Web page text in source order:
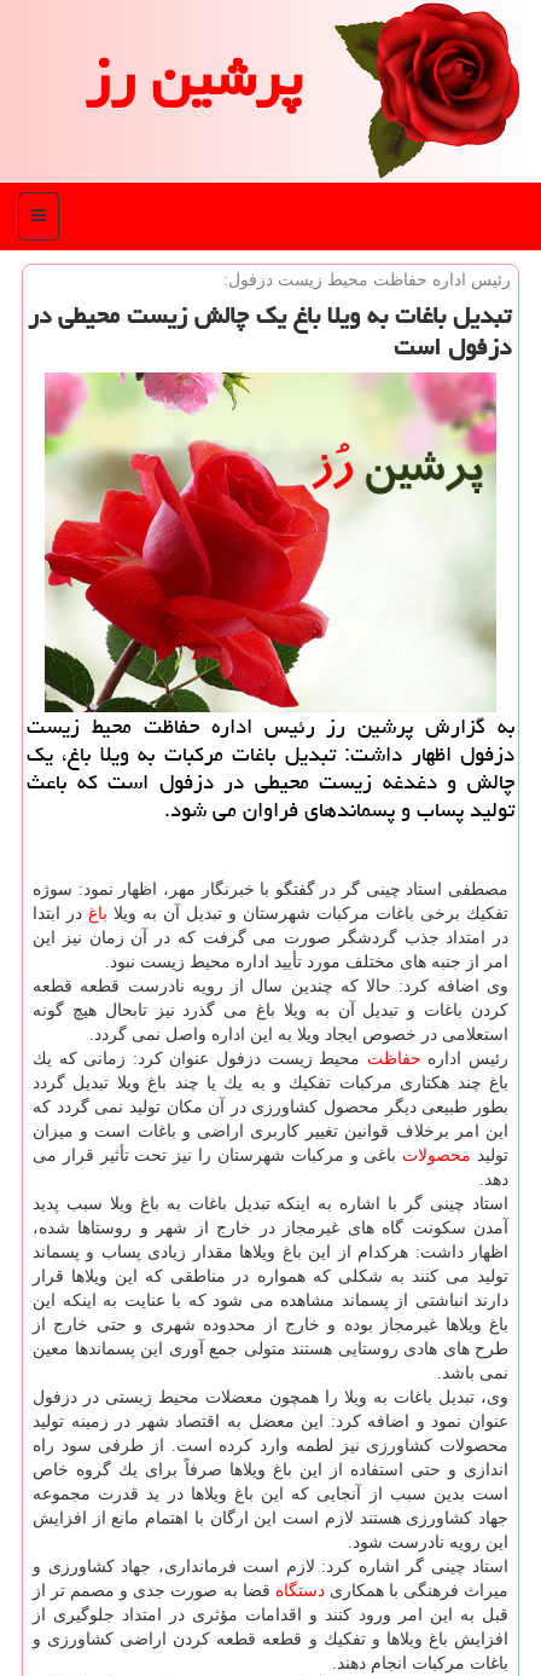
پرشین رز
منو
رئیس اداره حفاظت محیط زیست دزفول:
تبدیل باغات به ویلا باغ یك چالش زیست محیطی در
دزفول است
به گزارش پرشین رز رئیس اداره حفاظت محیط زیست
دزفول اظهار داشت: تبدیل باغات مركبات به ویلا باغ، یك
چالش و دغدغه زیست محیطی در دزفول است كه باعث
تولید پساب و پسماندهای فراوان می شود.
مصطفی استاد چینی گر در گفتگو با خبرنگار مهر، اظهار نمود: سوژه
تفكیك برخی باغات مركبات شهرستان و تبدیل آن به ویلا باغ در ابتدا
در امتداد جذب گردشگر صورت می گرفت كه در آن زمان نیز این
امر از جنبه های مختلف مورد تأیید اداره محیط زیست نبود.
وی اضافه كرد: حالا كه چندین سال از رویه نادرست قطعه قطعه
كردن باغات و تبدیل آن به ویلا باغ می گذرد نیز تابحال هیچ گونه
استعلامی در خصوص ایجاد ویلا به این اداره واصل نمی گردد.
رئیس اداره حفاظت محیط زیست دزفول عنوان كرد: زمانی كه یك
باغ چند هكتاری مركبات تفكیك و به یك یا چند باغ ویلا تبدیل گردد
بطور طبیعی دیگر محصول كشاورزی در آن مكان تولید نمی گردد كه
این امر برخلاف قوانین تغییر كاربری اراضی و باغات است و میزان
تولید محصولات باغی و مركبات شهرستان را نیز تحت تأثیر قرار می
دهد.
استاد چینی گر با اشاره به اینكه تبدیل باغات به باغ ویلا سبب پدید
آمدن سكونت گاه های غیرمجاز در خارج از شهر و روستاها شده،
اظهار داشت: هركدام از این باغ ویلاها مقدار زیادی پساب و پسماند
تولید می كنند به شكلی كه همواره در مناطقی كه این ویلاها قرار
دارند انباشتی از پسماند مشاهده می شود كه با عنایت به اینكه این
باغ ویلاها غیرمجاز بوده و خارج از محدوده شهری و حتی خارج از
طرح های هادی روستایی هستند متولی جمع آوری این پسماندها معین
نمی باشد.
وی، تبدیل باغات به ویلا را همچون معضلات محیط زیستی در دزفول
عنوان نمود و اضافه كرد: این معضل به اقتصاد شهر در زمینه تولید
محصولات كشاورزی نیز لطمه وارد كرده است. از طرفی سود راه
اندازی و حتی استفاده از این باغ ویلاها صرفاً برای یك گروه خاص
است بدین سبب از آنجایی كه این باغ ویلاها در ید قدرت مجموعه
جهاد كشاورزی هستند لازم است این ارگان با اهتمام مانع از افزایش
این رویه نادرست شود.
استاد چینی گر اشاره كرد: لازم است فرمانداری، جهاد كشاورزی و
میراث فرهنگی با همكاریدستگاه قضا به صورت جدی و مصمم تر از
قبل به این امر ورود كنند و اقدامات مؤثری در امتداد جلوگیری از
افزایش باغ ویلاها و تفكیك و قطعه قطعه كردن اراضی كشاورزی و
باغات مركبات انجام دهند.